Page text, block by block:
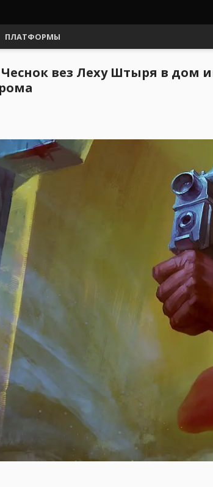
ПЛАТФОРМЫ
вез Леху Штыря в дом